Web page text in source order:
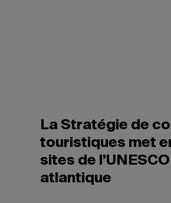
La Stratégie de
touristiques met
sites de
atlantique